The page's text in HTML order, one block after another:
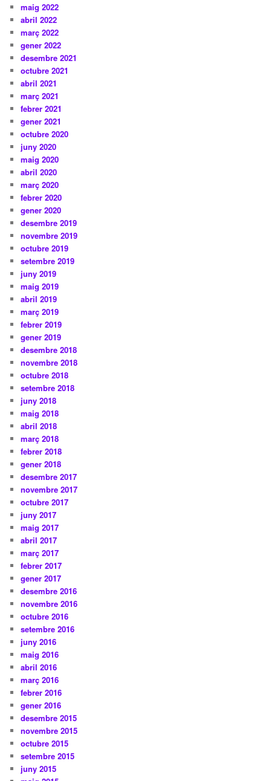
maig 2022
abril 2022
març 2022
gener 2022
desembre 2021
octubre 2021
abril 2021
març 2021
febrer 2021
gener 2021
octubre 2020
juny 2020
maig 2020
abril 2020
març 2020
febrer 2020
gener 2020
desembre 2019
novembre 2019
octubre 2019
setembre 2019
juny 2019
maig 2019
abril 2019
març 2019
febrer 2019
gener 2019
desembre 2018
novembre 2018
octubre 2018
setembre 2018
juny 2018
maig 2018
abril 2018
març 2018
febrer 2018
gener 2018
desembre 2017
novembre 2017
octubre 2017
juny 2017
maig 2017
abril 2017
març 2017
febrer 2017
gener 2017
desembre 2016
novembre 2016
octubre 2016
setembre 2016
juny 2016
maig 2016
abril 2016
març 2016
febrer 2016
gener 2016
desembre 2015
novembre 2015
octubre 2015
setembre 2015
juny 2015